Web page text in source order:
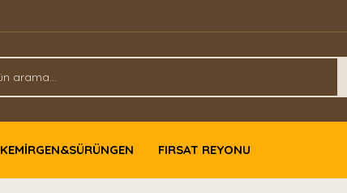
KEMİRGEN&SÜRÜNGEN FIRSAT REYONU